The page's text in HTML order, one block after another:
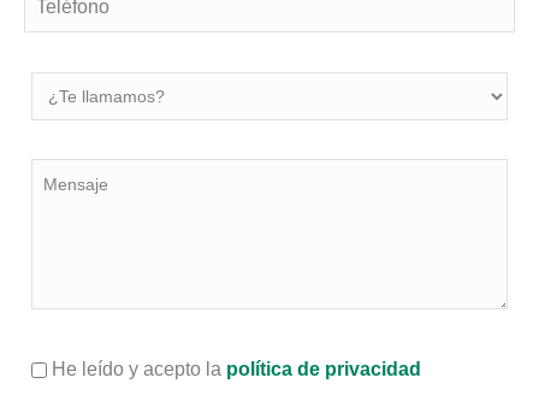
He leído y acepto la política de privacidad